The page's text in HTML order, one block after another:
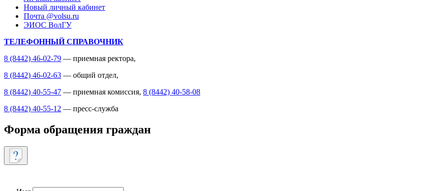
Новый личный кабинет
Почта @volsu.ru
ЭИОС ВолГУ
ТЕЛЕФОННЫЙ СПРАВОЧНИК
8 (8442) 46-02-79 — приемная ректора,
8 (8442) 46-02-63 — общий отдел,
8 (8442) 40-55-47 — приемная комиссия, 8 (8442) 40-58-08
8 (8442) 40-55-12 — пресс-служба
Форма обращения граждан